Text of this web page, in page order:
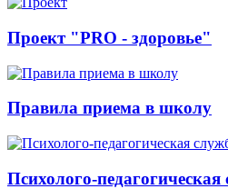
Проект "PRO - здоровье"
Правила приема в школу
Психолого-педагогическая